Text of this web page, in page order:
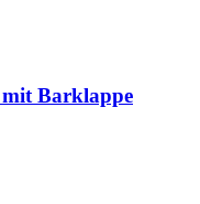
Barklappe